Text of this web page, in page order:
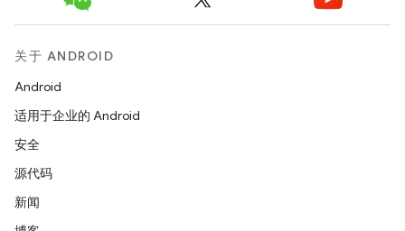
关于 ANDROID
Android
适用于企业的 Android
安全
源代码
新闻